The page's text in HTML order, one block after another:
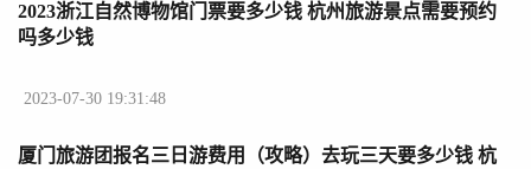
2023浙江自然博物馆门票要多少钱 杭州旅游景点需要预约
吗多少钱
2023-07-30 19:31:48
厦门旅游团报名三日游费用（攻略）去玩三天要多少钱 杭